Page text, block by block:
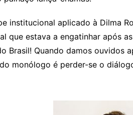
institucional aplicado à Dilma
que estava a engatinhar após
Brasil! Quando damos ouvidos
monólogo é perder-se o